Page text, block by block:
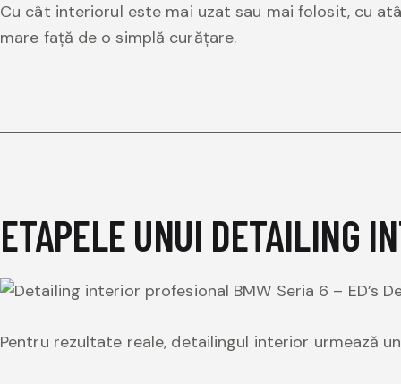
Cu cât interiorul este mai uzat sau mai folosit, cu
mare față de o simplă curățare.
ETAPELE UNUI DETAILING
Pentru rezultate reale, detailingul interior urmează